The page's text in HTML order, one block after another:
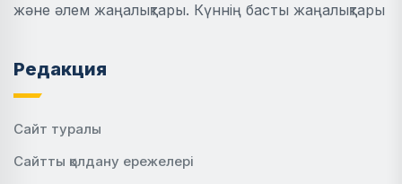
және әлем жаңалықтары. Күннің басты жаңалықтары
Редакция
Сайт туралы
Сайтты қолдану ережелері